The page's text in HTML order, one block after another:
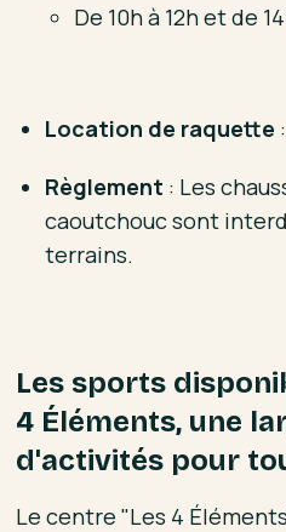
De 10h à 12h et de
Location de raquette
Règlement : Les
caoutchouc sont
terrains.
Les sports
4 Éléments, une
d'activités pour
Le centre "Les 4